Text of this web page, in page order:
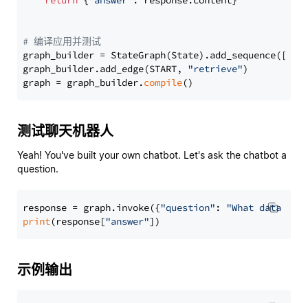
# 编译应用并测试
graph_builder =
graph_builder.add_edge(START, "retrieve")
graph = graph_builder.compile
测试聊天机器人
Yeah! You've built your own chatbot. Let's ask the chatbot a
question.
response = graph.invoke({"question" : "What data
print(response["answer"
示例输出